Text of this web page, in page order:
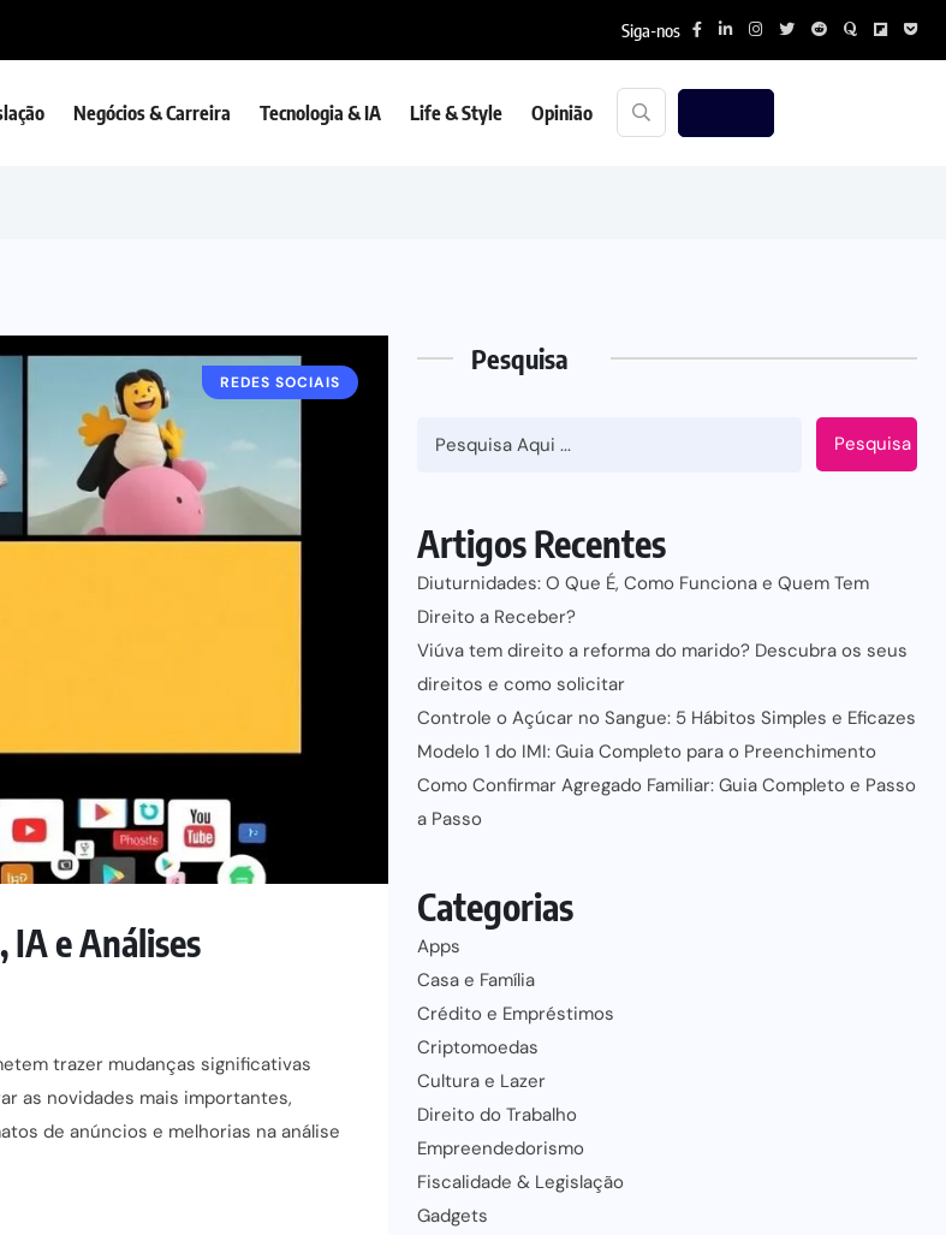
Siga-nos
Negócios & Carreira Tecnologia & IA Life & Style Opinião
REDES SOCIAIS
IA e Análises
trazer mudanças significativas
as novidades mais importantes,
de anúncios e melhorias na análise
Pesquisa
Pesquisa
Artigos Recentes
Diuturnidades: O Que É, Como Funciona e Quem Tem
Direito a Receber?
Viúva tem direito a reforma do marido? Descubra os seus
direitos e como solicitar
Controle o Açúcar no Sangue: 5 Hábitos Simples e Eficazes
Modelo 1 do IMI: Guia Completo para o Preenchimento
Como Confirmar Agregado Familiar: Guia Completo e Passo
a Passo
Categorias
Apps
Casa e Família
Crédito e Empréstimos
Criptomoedas
Cultura e Lazer
Direito do Trabalho
Empreendedorismo
Fiscalidade & Legislação
Gadgets